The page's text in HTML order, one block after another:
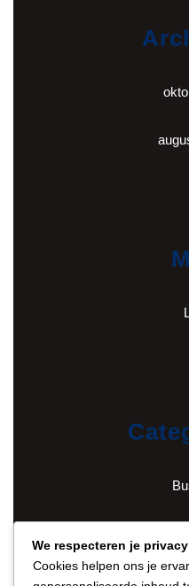
We respecteren je privacy
Cookies helpen ons je